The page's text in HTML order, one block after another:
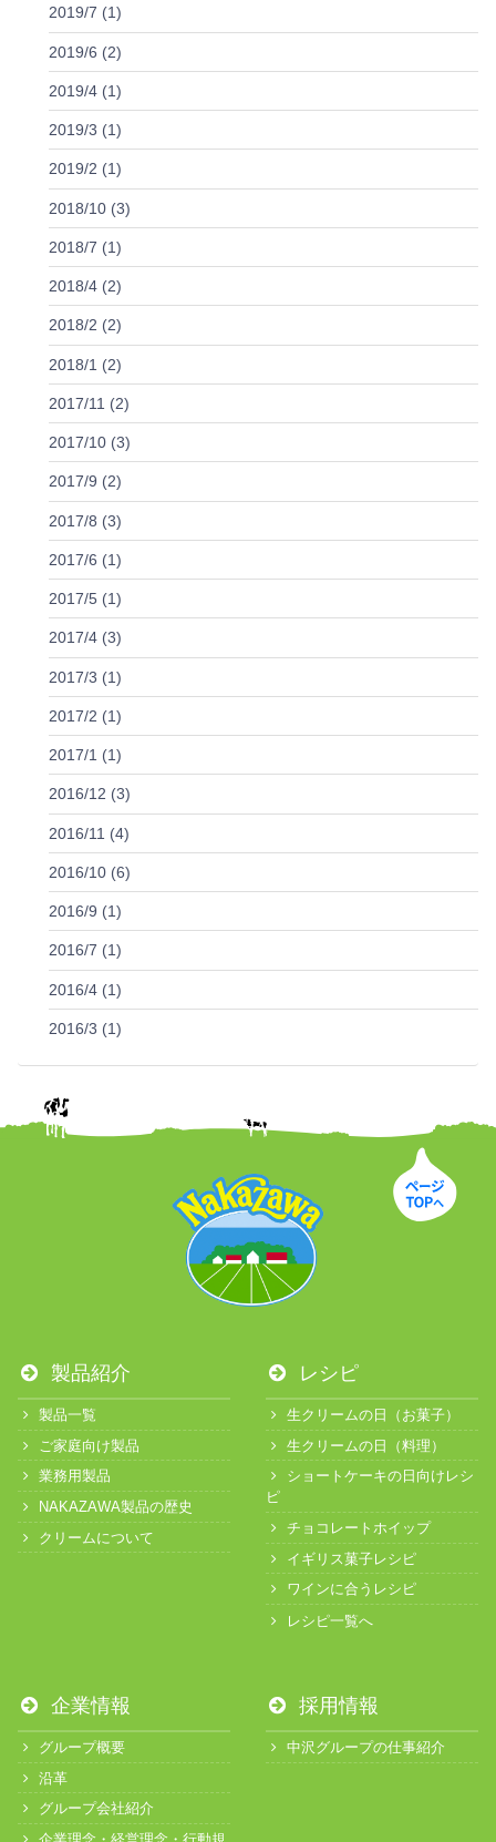
2019/7 (1)
2019/6 (2)
2019/4 (1)
2019/3 (1)
2019/2 (1)
2018/10 (3)
2018/7 (1)
2018/4 (2)
2018/2 (2)
2018/1 (2)
2017/11 (2)
2017/10 (3)
2017/9 (2)
2017/8 (3)
2017/6 (1)
2017/5 (1)
2017/4 (3)
2017/3 (1)
2017/2 (1)
2017/1 (1)
2016/12 (3)
2016/11 (4)
2016/10 (6)
2016/9 (1)
2016/7 (1)
2016/4 (1)
2016/3 (1)
製品紹介
製品一覧
ご家庭向け製品
業務用製品
NAKAZAWA製品の歴史
クリームについて
レシピ
生クリームの日（お菓子）
生クリームの日（料理）
ショートケーキの日向けレシ
ピ
チョコレートホイップ
イギリス菓子レシピ
ワインに合うレシピ
レシピ一覧へ
企業情報
グループ概要
沿革
グループ会社紹介
採用情報
中沢グループの仕事紹介